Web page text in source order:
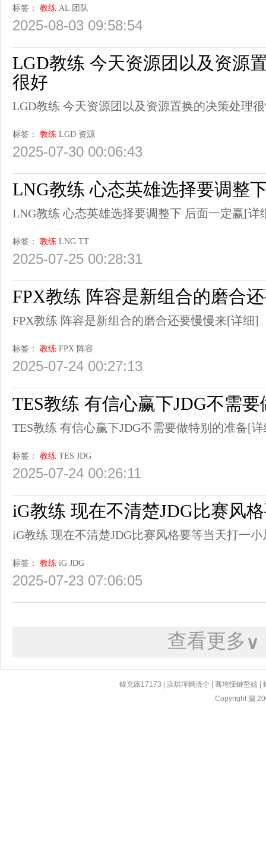
标签： 教练 AL 团队
2025-08-03 09:58:54
LGD教练 今天资源团以及资源
很好
LGD教练 今天资源团以及资源置换的决策处理
标签： 教练 LGD 资源
2025-07-30 00:06:43
LNG教练 心态英雄选择要调整
LNG教练 心态英雄选择要调整下 后面一定赢[详
标签： 教练 LNG TT
2025-07-25 00:28:31
FPX教练 阵容是新组合的磨合
FPX教练 阵容是新组合的磨合还要慢慢来[详细]
标签： 教练 FPX 阵容
2025-07-24 00:27:13
TES教练 有信心赢下JDG不需
TES教练 有信心赢下JDG不需要做特别的准备[
标签： 教练 TES JDG
2025-07-24 00:26:11
iG教练 现在不清楚JDG比赛风
iG教练 现在不清楚JDG比赛风格要等当天打一小
标签： 教练 iG JDG
2025-07-23 07:06:05
查看更多 ∨
鍏充簬17173 |浜烘墠鎷涜仒 |骞垮憡鏈嶅姟 |
Copyright 漏